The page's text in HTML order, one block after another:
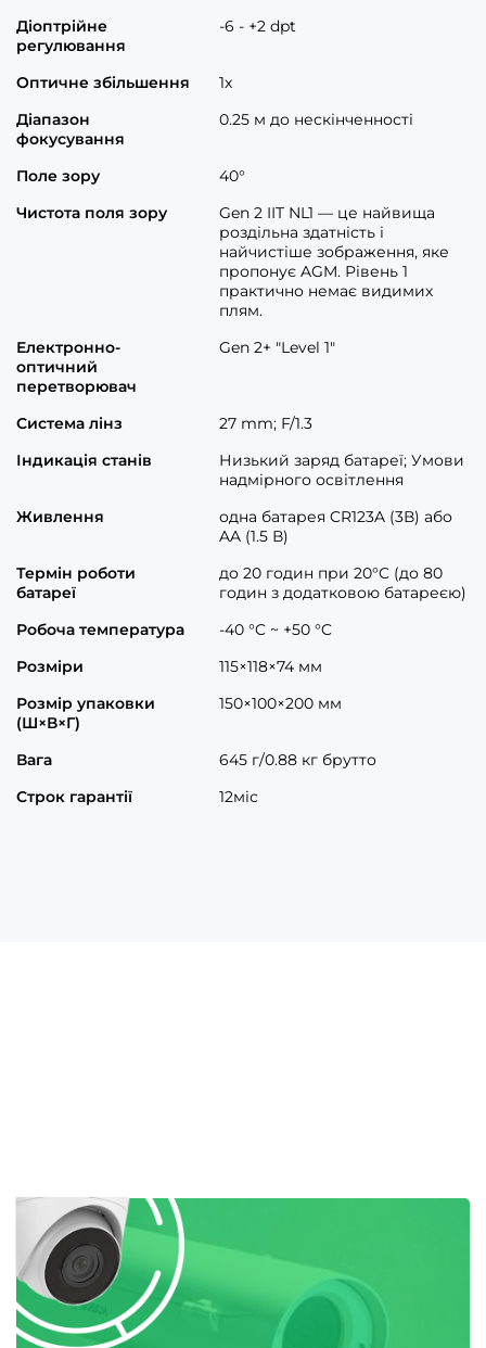
Діоптрійне
регулювання
-6 - +2 dpt
Оптичне збільшення
1x
Діапазон
фокусування
0.25 м до нескінченності
Поле зору
40°
Чистота поля зору
Gen 2 IIT NL1 — це найвища
роздільна здатність і
найчистіше зображення, яке
пропонує AGM. Рівень 1
практично немає видимих
плям.
Електронно-
оптичний
перетворювач
Gen 2+ "Level 1"
Система лінз
27 mm; F/1.3
Індикація станів
Низький заряд батареї; Умови
надмірного освітлення
Живлення
одна батарея CR123A (3В) або
AA (1.5 В)
Термін роботи
батареї
до 20 годин при 20°C (до 80
годин з додатковою батареєю)
Робоча температура
-40 °C ~ +50 °C
Розміри
115×118×74 мм
Розмір упаковки
(Ш×В×Г)
150×100×200 мм
Вага
645 г/0.88 кг брутто
Строк гарантії
12міс